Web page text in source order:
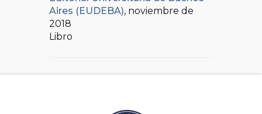
Aires (EUDEBA), noviembre de
2018
Libro